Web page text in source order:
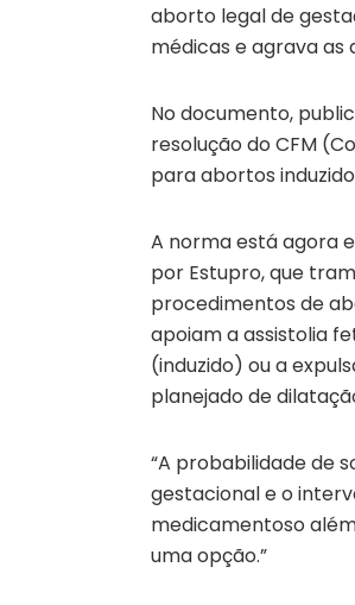
aborto legal de
médicas e agrava as
No documento,
resolução do CFM
para abortos
A norma está agora
por Estupro, que
procedimentos de
apoiam a assistolia
(induzido) ou a
planejado de
“A probabilidade de
gestacional e o
medicamentoso
uma opção.”